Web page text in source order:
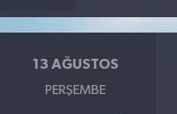
13 AĞUSTOS
PERŞEMBE